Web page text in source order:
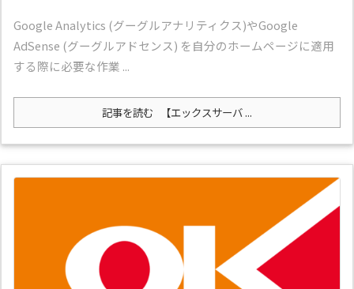
Google Analytics (グーグルアナリティクス)やGoogle
AdSense (グーグルアドセンス) を自分のホームページに適用
する際に必要な作業 ...
記事を読む 【エックスサーバ ...